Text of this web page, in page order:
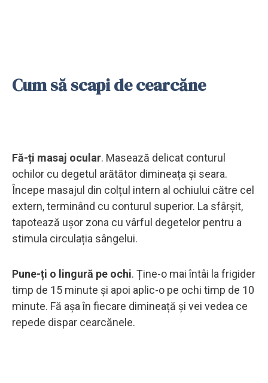
Cum să scapi de cearcăne
Fă-ți masaj ocular. Masează delicat conturul
ochilor cu degetul arătător dimineața și seara.
Începe masajul din colțul intern al ochiului către cel
extern, terminând cu conturul superior. La sfârșit,
tapotează ușor zona cu vârful degetelor pentru a
stimula circulația sângelui.
Pune-ți o lingură pe ochi. Ține-o mai întâi la frigider
timp de 15 minute și apoi aplic-o pe ochi timp de 10
minute. Fă așa în fiecare dimineață și vei vedea ce
repede dispar cearcănele.